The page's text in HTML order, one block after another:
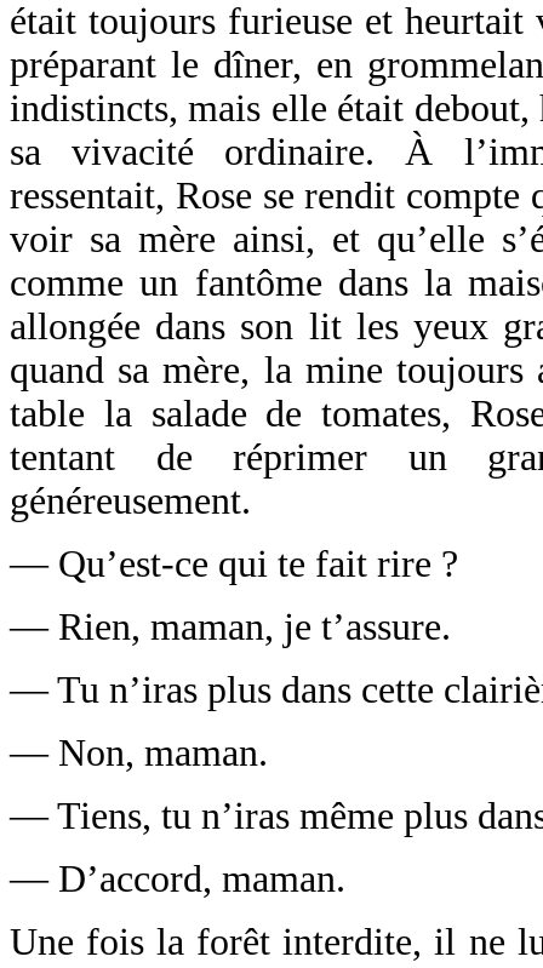
était toujours furieuse et heurtait
préparant le dîner, en
indistincts, mais elle était
sa vivacité ordinaire. À
ressentait, Rose se rendit compte
voir sa mère ainsi, et qu’elle
comme un fantôme dans la
allongée dans son lit les yeux
quand sa mère, la mine toujours
table la salade de tomates,
tentant de réprimer un
généreusement.
— Qu’est-ce qui te fait rire ?
— Rien, maman, je t’assure.
— Tu n’iras plus dans cette
— Non, maman.
— Tiens, tu n’iras même plus
— D’accord, maman.
Une fois la forêt interdite, il ne